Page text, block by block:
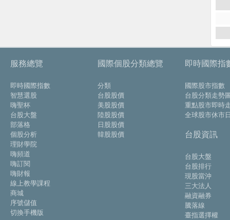
服務總覽
即時國際指數
智慧選股
嗨聖杯
台股大盤
部落格
個股分析
理財學院
嗨頻道
嗨訂閱
嗨財報
線上教學課程
商城
序號儲值
切換手機版
國際個股分類總覽
分類
台股股價
美股股價
陸股股價
日股股價
韓股股價
即時國際指
國際股市指數
台股分類走勢
重點股市即時
全球股市休市
台股資訊
台股大盤
台股排行
現股當沖
三大法人
融資融券
騰落線
臺指選擇權